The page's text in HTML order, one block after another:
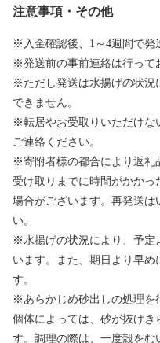
注意事項・その他
※入金確認後、1～4週間で発
※発送前の事前連絡は行って
※ただし発送は水揚げの状況
できません。
※転居やお受取りいただけな
ご連絡ください。
※寄附者様の都合により返礼
受け取りまでに時間がかかっ
場合がございます。再発送は
い。
※水揚げの状況により、予定
います。また、期日より早め
す。
※あらかじめ砂出しの処理を
個体によっては、砂が抜けき
す。調理の際は、一度殻を